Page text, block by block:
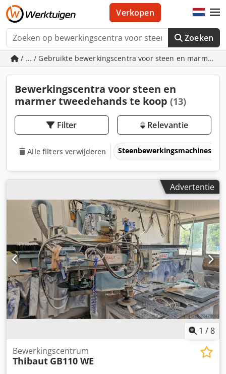
Zoeken
Verkopen
/ ... / Gebruikte bewerkingscentra voor steen en marmer
Bewerkingscentra voor steen en
marmer tweedehands te koop (13)
Filter Relevantie
Alle filters verwijderen Steenbewerkingsmachines
Advertentie
1 /8
Bewerkingscentrum
Thibaut GB110 WE